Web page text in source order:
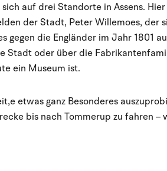
auf drei Standorte in Assens.
der Stadt, Peter Willemoes, der
gegen die Engländer im Jahr 1801
Stadt oder über die
ein Museum ist.
etwas ganz Besonderes
bis nach Tommerup zu fahren –